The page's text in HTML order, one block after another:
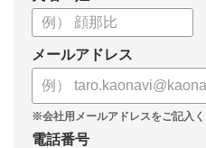
メールアドレス
電話番号